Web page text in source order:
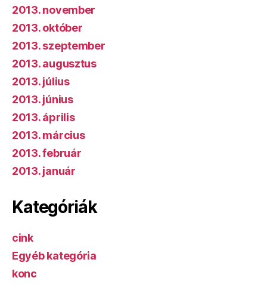
2013. november
2013. október
2013. szeptember
2013. augusztus
2013. július
2013. június
2013. április
2013. március
2013. február
2013. január
Kategóriák
cink
Egyéb kategória
konc